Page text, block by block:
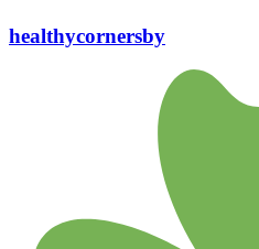
healthycornersby